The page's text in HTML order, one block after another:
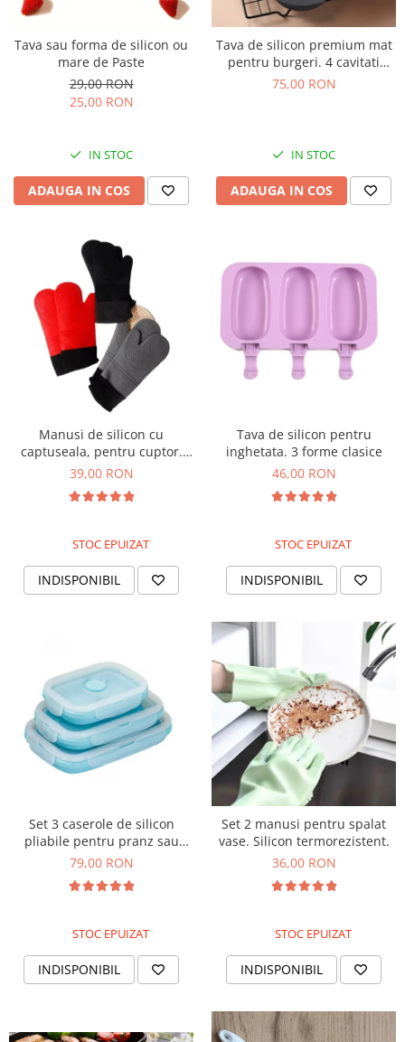
Tava sau forma de silicon ou
mare de Paste
29,00 RON
25,00 RON
IN STOC
ADAUGA IN COS
Tava de silicon premium mat
pentru burgeri. 4 cavitati
perforate pentru chifle sau
75,00 RON
IN STOC
ADAUGA IN COS
Manusi de silicon cu
captuseala, pentru cuptor.
Rezistente la caldura
39,00 RON
STOC EPUIZAT
INDISPONIBIL
Tava de silicon pentru
inghetata. 3 forme clasice
46,00 RON
STOC EPUIZAT
INDISPONIBIL
Set 3 caserole de silicon
pliabile pentru pranz sau
merinde
79,00 RON
STOC EPUIZAT
INDISPONIBIL
Set 2 manusi pentru spalat
vase. Silicon termorezistent.
36,00 RON
STOC EPUIZAT
INDISPONIBIL